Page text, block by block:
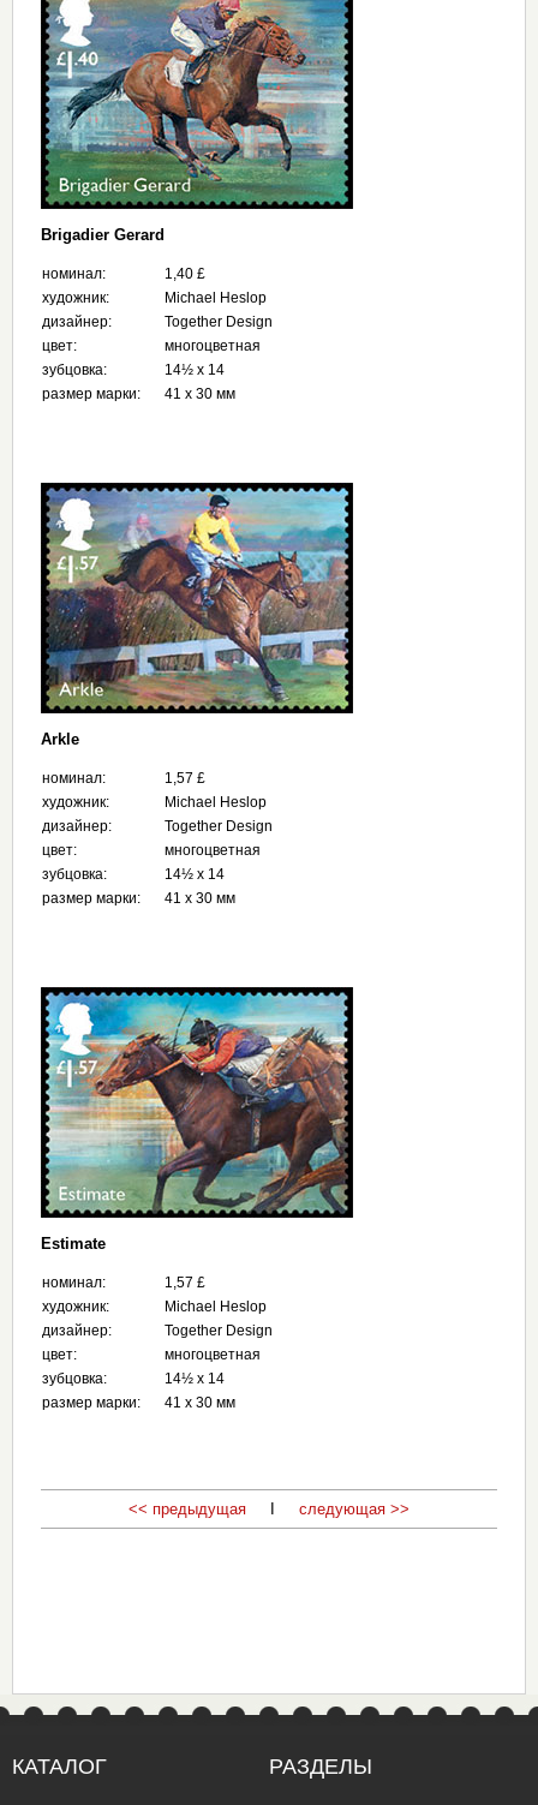
Brigadier Gerard
номинал:
1,40 £
художник:
Michael Heslop
дизайнер:
Together Design
цвет:
многоцветная
зубцовка:
14½ x 14
размер марки:
41 x 30 мм
Arkle
номинал:
1,57 £
художник:
Michael Heslop
дизайнер:
Together Design
цвет:
многоцветная
зубцовка:
14½ x 14
размер марки:
41 x 30 мм
Estimate
номинал:
1,57 £
художник:
Michael Heslop
дизайнер:
Together Design
цвет:
многоцветная
зубцовка:
14½ x 14
размер марки:
41 x 30 мм
<< предыдущая следующая >>
КАТАЛОГ РАЗДЕЛЫ